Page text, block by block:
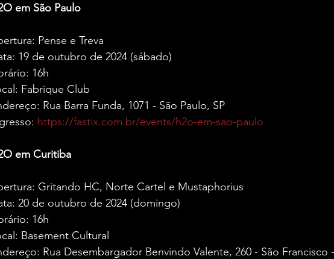
em São Paulo
Pense e Treva
19 de outubro de 2024 (sábado)
16h
Fabrique Club
Rua Barra Funda, 1071 - São Paulo, SP
https://fastix.com.br/events/h2o-em-sao-paulo
em Curitiba
Gritando HC, Norte Cartel e Mustaphorius
20 de outubro de 2024 (domingo)
16h
Basement Cultural
Rua Desembargador Benvindo Valente, 260 - São Francisco